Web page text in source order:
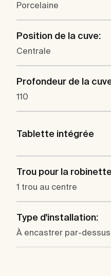
Porcelaine
Position de la cuve:
Centrale
Profondeur de la
110
Tablette intégrée
Trou pour la
1 trou au centre
Type d'installation:
À encastrer par-dessus